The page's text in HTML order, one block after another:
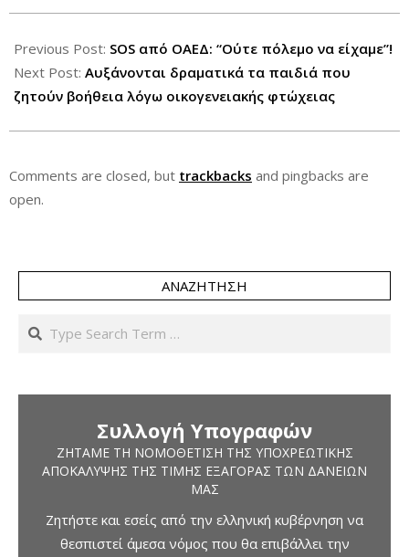
07-
27
Previous Post: SOS από ΟΑΕΔ: “Ούτε πόλεμο να είχαμε”!
Next Post: Αυξάνονται δραματικά τα παιδιά που
ζητούν βοήθεια λόγω οικογενειακής φτώχειας
Comments are closed, but trackbacks and pingbacks are
open.
ΑΝΑΖΉΤΗΣΗ
Search
Συλλογή Υπογραφών
ΖΗΤΆΜΕ ΤΗ ΝΟΜΟΘΈΤΙΣΗ ΤΗΣ ΥΠΟΧΡΕΩΤΙΚΉΣ
ΑΠΟΚΆΛΥΨΗΣ ΤΗΣ ΤΙΜΉΣ ΕΞΑΓΟΡΆΣ ΤΩΝ ΔΑΝΕΊΩΝ
ΜΑΣ
Ζητήστε και εσείς από την ελληνική κυβέρνηση να
θεσπιστεί άμεσα νόμος που θα επιβάλλει την